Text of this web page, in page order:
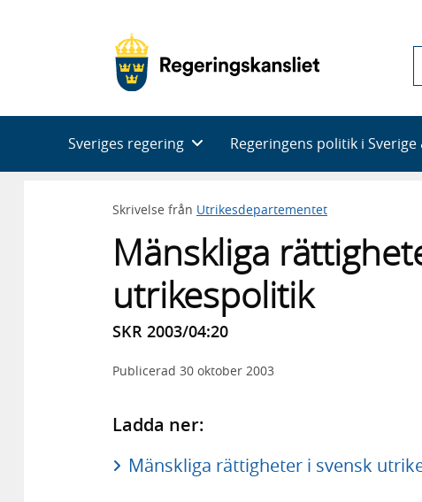
Sveriges regering Regeringens politik i Sverige
Skrivelse från Utrikesdepartementet
Mänskliga
utrikespolitik
SKR 2003/04:20
Publicerad 30 oktober 2003
Ladda ner:
Mänskliga rättigheter i svensk